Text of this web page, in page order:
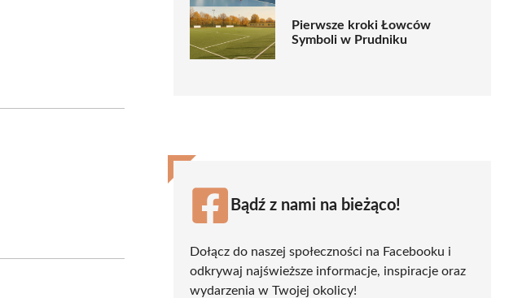
Pierwsze kroki Łowców
Symboli w Prudniku
Bądź z nami na bieżąco!
Dołącz do naszej społeczności na Facebooku i
odkrywaj najświeższe informacje, inspiracje oraz
wydarzenia w Twojej okolicy!